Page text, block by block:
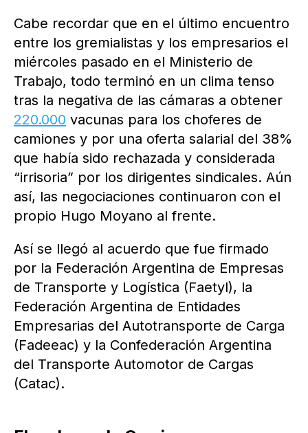
Cabe recordar que en el último encuentro
entre los gremialistas y los empresarios el
miércoles pasado en el Ministerio de
Trabajo, todo terminó en un clima tenso
tras la negativa de las cámaras a obtener
220.000 vacunas para los choferes de
camiones y por una oferta salarial del 38%
que había sido rechazada y considerada
“irrisoria” por los dirigentes sindicales. Aún
así, las negociaciones continuaron con el
propio Hugo Moyano al frente.
Así se llegó al acuerdo que fue firmado
por la Federación Argentina de Empresas
de Transporte y Logística (Faetyl), la
Federación Argentina de Entidades
Empresarias del Autotransporte de Carga
(Fadeeac) y la Confederación Argentina
del Transporte Automotor de Cargas
(Catac).